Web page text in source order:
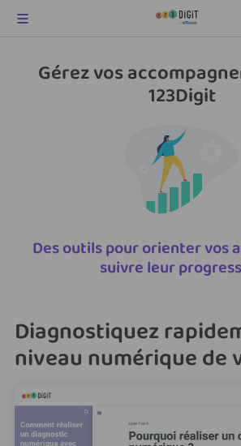
Gérez vos
123Digit
Des outils pour orienter vos
suivre leur
Diagnostiquez
niveau numérique de